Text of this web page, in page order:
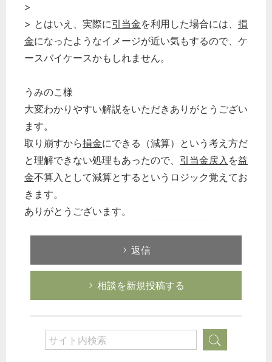
>
> とはいえ、実際に引当金を利用した場合には、 損
金になったようなイメージが近い気もするので、ケ
ースバイケースかもしれません。
うみのこ様
大変わかりやすい解説をいただきありがとうござい
ます。
取り崩すから損金にできる（減算）という考え方だ
と理解できない処理もあったので、 引当金戻入 を益
金不算入として減算とするというロジック覚えてお
きます。
ありがとうございます。
返信
相談を新規投稿する